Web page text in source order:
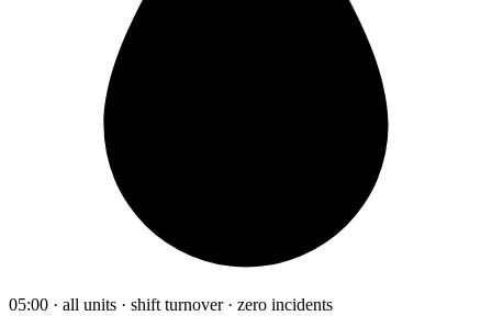
05:00 · all units · shift turnover · zero incidents